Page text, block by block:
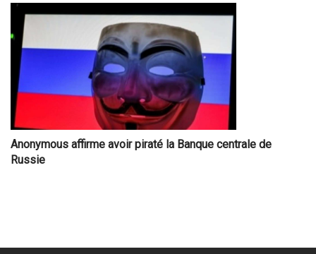
Anonymous affirme avoir piraté la Banque centrale de
Russie